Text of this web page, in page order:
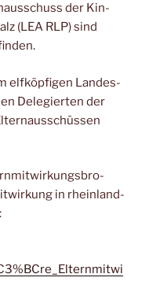
der Kin­
(LEA RLP) sind
elf­köp­fi­gen Lan­des­
Dele­gier­ten der
in rhein­land-